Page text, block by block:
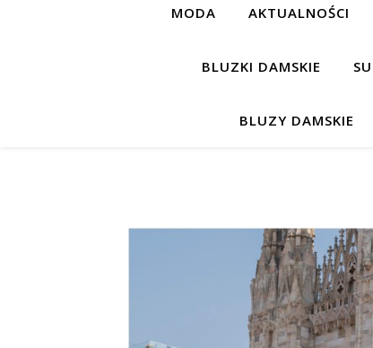
MODA AKTUALNOŚCI
BLUZKI DAMSKIE
BLUZY DAMSKIE